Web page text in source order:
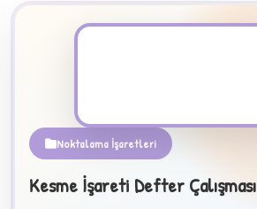
Noktalama İşaretleri
Kesme İşareti Defter Çalışması